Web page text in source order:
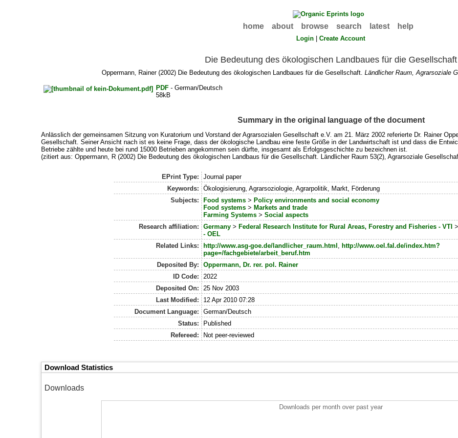
home about browse search latest help
Login |Create Account
Die Bedeutung des ökologischen Landbaues für die Gesellschaft
Oppermann, Rainer(2002) Die Bedeutung des ökologischen Landbaues für die Gesellschaft. Ländlicher Raum, Agrarsoziale
PDF- German/Deutsch
58kB
Summary in the original language of the document
Anlässlich der gemeinsamen Sitzung von Kuratorium und Vorstand der Agrarsozialen Gesellschaft e.V. am 21. März 2002 referierte Dr. Rainer
Gesellschaft. Seiner Ansicht nach ist es keine Frage, dass der ökologische Landbau eine feste Größe in der Landwirtschaft ist und dass die
Betriebe zählte und heute bei rund 15000 Betrieben angekommen sein dürfte, insgesamt als Erfolgsgeschichte zu bezeichnen ist.
(zitiert aus: Oppermann, R (2002) Die Bedeutung des ökologischen Landbaus für die Gesellschaft. Ländlicher Raum 53(2), Agrarsoziale
EPrint Type:
Journal paper
Keywords:
Ökologisierung, Agrarsoziologie, Agrarpolitik, Markt, Förderung
Subjects:
Food systems > Policy environments and social economy
Food systems > Markets and trade
Farming Systems >Social aspects
Research affiliation:
Germany > Federal Research Institute for Rural Areas, Forestry and Fisheries - VTI >
- OEL
Related Links:
http://www.asg-goe.de/landlicher_raum.html , http://www.oel.fal.de/index.htm?
page=/fachgebiete/arbeit_beruf.htm
Deposited By:
Oppermann, Dr. rer. pol. Rainer
ID Code:
2022
Deposited On:
25 Nov 2003
Last Modified:
12 Apr 2010 07:28
Document Language:
German/Deutsch
Status:
Published
Refereed:
Not peer-reviewed
Download Statistics
Downloads
Downloads per month over past year